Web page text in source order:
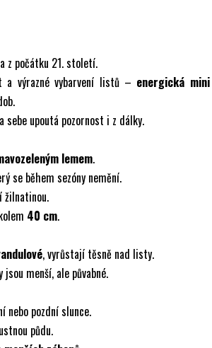
z počátku 21. století.
a výrazné vybarvení listů – energická
upoutá pozornost i z dálky.
lemem.
se během sezóny nemění.
žilnatinou.
40 cm.
, vyrůstají těsně nad listy.
jsou menší, ale půvabné.
nebo pozdní slunce.
půdu.